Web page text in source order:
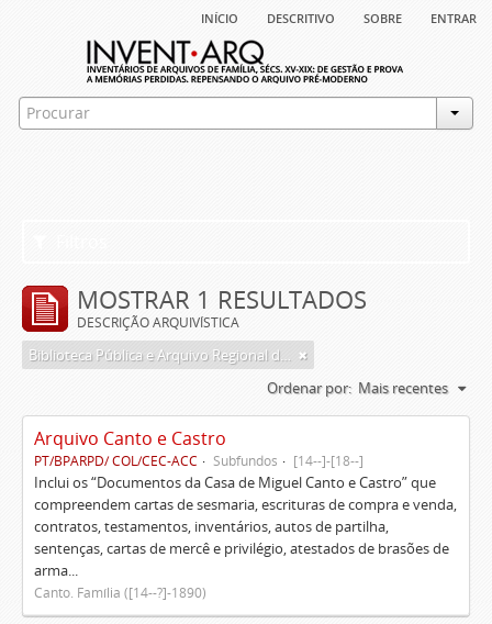
início descritivo sobre entrar
MOSTRAR 1 RESULTADOS
DESCRIÇÃO ARQUIVÍSTICA
Biblioteca Pública e Arquivo Regional de Ponta Delgada
Ordenar por: Mais recentes
Arquivo Canto e Castro
PT/BPARPD/ COL/CEC-ACC Subfundos [14--]-[18--]
Inclui os “Documentos da Casa de Miguel Canto e Castro” que
compreendem cartas de sesmaria, escrituras de compra e venda,
contratos, testamentos, inventários, autos de partilha,
sentenças, cartas de mercê e privilégio, atestados de brasões de
arma...
Canto. Família ([14--?]-1890)